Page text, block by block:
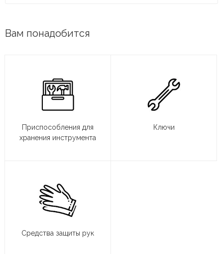
Вам понадобится
Приспособления для
хранения инструмента
Ключи
Средства защиты рук